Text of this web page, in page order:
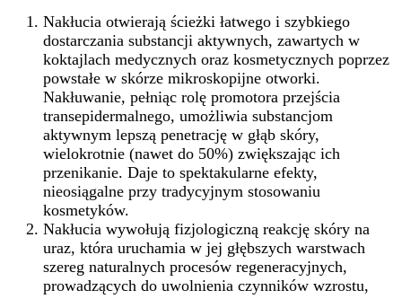
Nakłucia otwierają ścieżki łatwego i szybkiego
dostarczania substancji aktywnych, zawartych w
koktajlach medycznych oraz kosmetycznych poprzez
powstałe w skórze mikroskopijne otworki.
Nakłuwanie, pełniąc rolę promotora przejścia
transepidermalnego, umożliwia substancjom
aktywnym lepszą penetrację w głąb skóry,
wielokrotnie (nawet do 50%) zwiększając ich
przenikanie. Daje to spektakularne efekty,
nieosiągalne przy tradycyjnym stosowaniu
kosmetyków.
Nakłucia wywołują fizjologiczną reakcję skóry na
uraz, która uruchamia w jej głębszych warstwach
szereg naturalnych procesów regeneracyjnych,
prowadzących do uwolnienia czynników wzrostu,